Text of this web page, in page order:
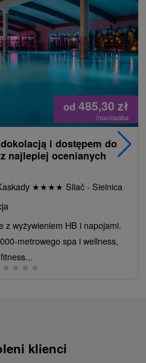
od 485,30 zł
/noc/osoba
i dostępem do
najlepiej ocenianych
★★★★ Sliač - Sielnica
z wyżywieniem HB i napojami.
metrowego spa i wellness,
klienci